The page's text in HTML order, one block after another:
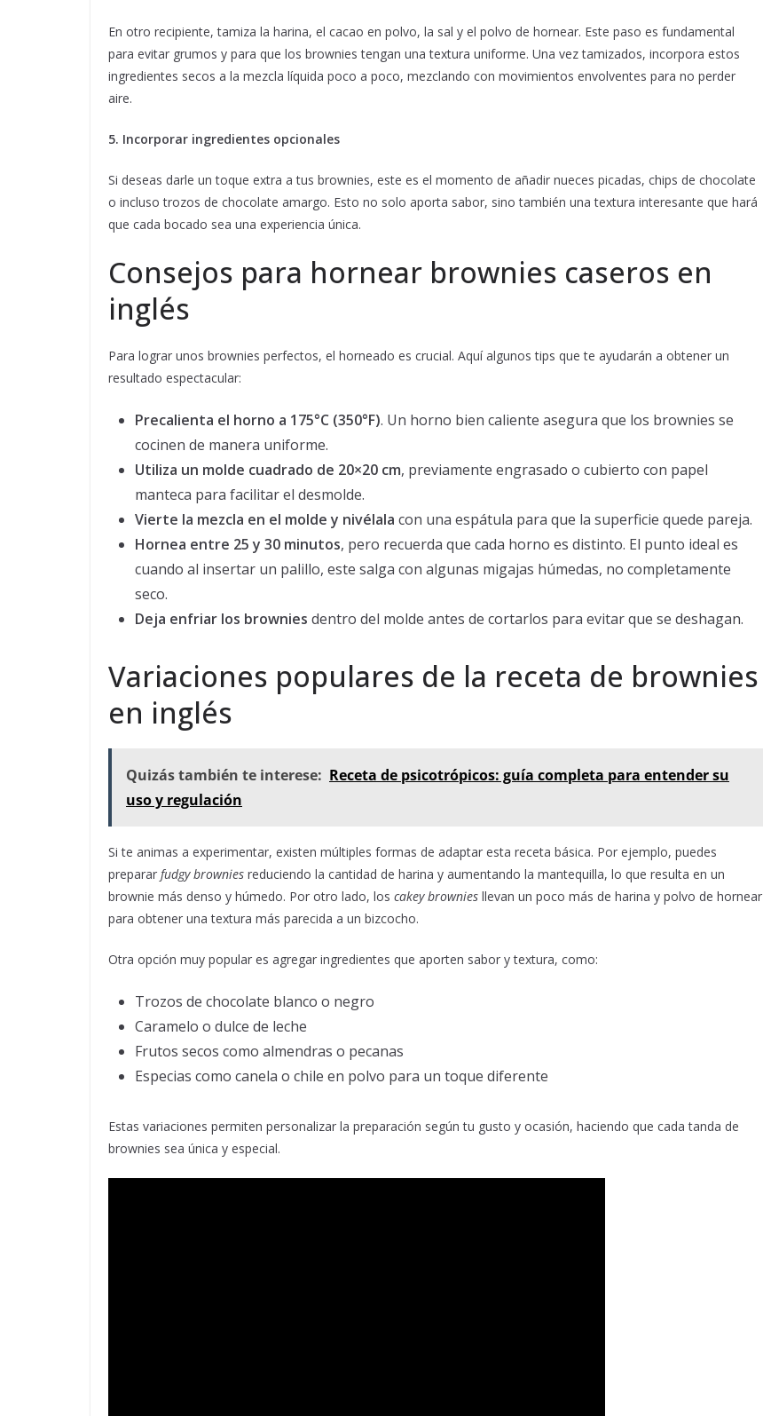
En otro recipiente, tamiza la harina, el cacao en polvo, la sal y el polvo de hornear. Este paso es fundamental
para evitar grumos y para que los brownies tengan una textura uniforme. Una vez tamizados, incorpora estos
ingredientes secos a la mezcla líquida poco a poco, mezclando con movimientos envolventes para no perder
aire.
5. Incorporar ingredientes opcionales
Si deseas darle un toque extra a tus brownies, este es el momento de añadir nueces picadas, chips de chocolate
o incluso trozos de chocolate amargo. Esto no solo aporta sabor, sino también una textura interesante que hará
que cada bocado sea una experiencia única.
Consejos para hornear brownies caseros en
inglés
Para lograr unos brownies perfectos, el horneado es crucial. Aquí algunos tips que te ayudarán a obtener un
resultado espectacular:
Precalienta el horno a 175°C (350°F). Un horno bien caliente asegura que los brownies se
cocinen de manera uniforme.
Utiliza un molde cuadrado de 20×20 cm, previamente engrasado o cubierto con papel
manteca para facilitar el desmolde.
Vierte la mezcla en el molde y nivélala con una espátula para que la superficie quede pareja.
Hornea entre 25 y 30 minutos, pero recuerda que cada horno es distinto. El punto ideal es
cuando al insertar un palillo, este salga con algunas migajas húmedas, no completamente
seco.
Deja enfriar los brownies dentro del molde antes de cortarlos para evitar que se deshagan.
Variaciones populares de la receta de brownies
en inglés
Quizás también te interese: Receta de psicotrópicos: guía completa para entender su
uso y regulación
Si te animas a experimentar, existen múltiples formas de adaptar esta receta básica. Por ejemplo, puedes
preparar fudgy brownies reduciendo la cantidad de harina y aumentando la mantequilla, lo que resulta en un
brownie más denso y húmedo. Por otro lado, los cakey brownies llevan un poco más de harina y polvo de hornear
para obtener una textura más parecida a un bizcocho.
Otra opción muy popular es agregar ingredientes que aporten sabor y textura, como:
Trozos de chocolate blanco o negro
Caramelo o dulce de leche
Frutos secos como almendras o pecanas
Especias como canela o chile en polvo para un toque diferente
Estas variaciones permiten personalizar la preparación según tu gusto y ocasión, haciendo que cada tanda de
brownies sea única y especial.